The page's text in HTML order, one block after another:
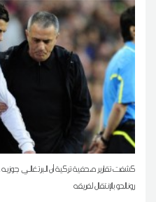
كشفت تقارير صحفية تركية أن البرتغالي
رونالدو بالإنتقال لفريقه